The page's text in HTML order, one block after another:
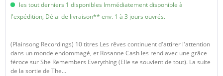
les tout derniers 1 disponibles Immédiatement disponible à
l'expédition, Délai de livraison** env. 1 à 3 jours ouvrés.
(Plainsong Recordings) 10 titres Les rêves continuent d'attirer l'attention
dans un monde endommagé, et Rosanne Cash les rend avec une grâce
féroce sur She Remembers Everything (Elle se souvient de tout). La suite
de la sortie de The...